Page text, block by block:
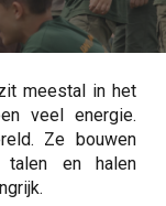
meestal in het
veel energie.
Ze bouwen
talen en halen